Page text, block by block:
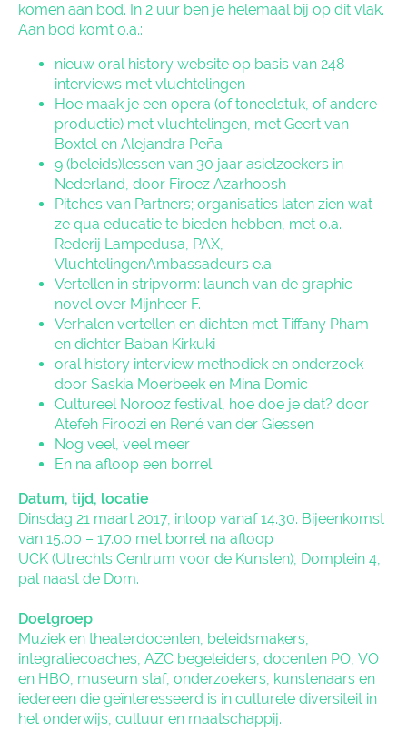
komen aan bod. In 2 uur ben je helemaal bij op dit vlak.
Aan bod komt o.a.:
nieuw oral history website op basis van 248
interviews met vluchtelingen
Hoe maak je een opera (of toneelstuk, of andere
productie) met vluchtelingen, met Geert van
Boxtel en Alejandra Peña
9 (beleids)lessen van 30 jaar asielzoekers in
Nederland, door Firoez Azarhoosh
Pitches van Partners; organisaties laten zien wat
ze qua educatie te bieden hebben, met o.a.
Rederij Lampedusa, PAX,
VluchtelingenAmbassadeurs e.a.
Vertellen in stripvorm: launch van de graphic
novel over Mijnheer F.
Verhalen vertellen en dichten met Tiffany Pham
en dichter Baban Kirkuki
oral history interview methodiek en onderzoek
door Saskia Moerbeek en Mina Domic
Cultureel Norooz festival, hoe doe je dat? door
Atefeh Firoozi en René van der Giessen
Nog veel, veel meer
En na afloop een borrel
Datum, tijd, locatie
Dinsdag 21 maart 2017, inloop vanaf 14.30. Bijeenkomst
van 15.00 – 17.00 met borrel na afloop
UCK (Utrechts Centrum voor de Kunsten), Domplein 4,
pal naast de Dom.
Doelgroep
Muziek en theaterdocenten, beleidsmakers,
integratiecoaches, AZC begeleiders, docenten PO, VO
en HBO, museum staf, onderzoekers, kunstenaars en
iedereen die geïnteresseerd is in culturele diversiteit in
het onderwijs, cultuur en maatschappij.